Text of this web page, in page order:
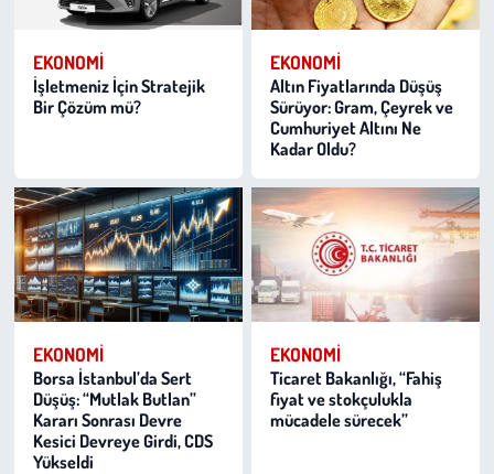
EKONOMI
İşletmeniz İçin Stratejik
Bir Çözüm mü?
EKONOMI
Altın Fiyatlarında Düşüş
Sürüyor: Gram, Çeyrek ve
Cumhuriyet Altını Ne
Kadar Oldu?
EKONOMI
Borsa İstanbul’da Sert
Düşüş: “Mutlak Butlan”
Kararı Sonrası Devre
Kesici Devreye Girdi, CDS
Yükseldi
EKONOMI
Ticaret Bakanlığı, “Fahiş
fiyat ve stokçulukla
mücadele sürecek”